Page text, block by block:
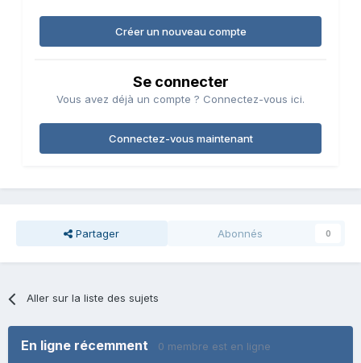
Créer un nouveau compte
Se connecter
Vous avez déjà un compte ? Connectez-vous ici.
Connectez-vous maintenant
Partager Abonnés 0
Aller sur la liste des sujets
En ligne récemment 0 membre est en ligne